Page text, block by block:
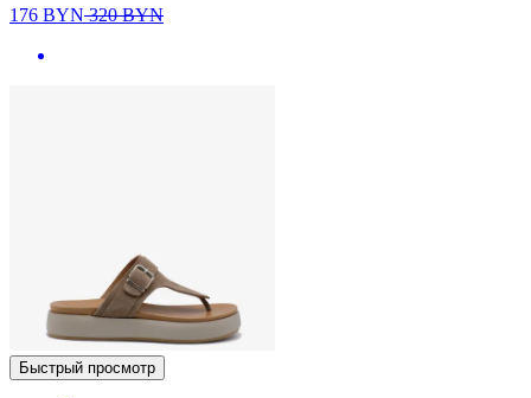
176 BYN320BYN
Быстрый просмотр